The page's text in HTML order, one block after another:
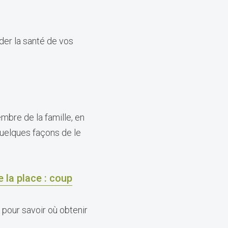
la santé de vos
de la famille, en
façons de le
la place : coup
savoir où obtenir